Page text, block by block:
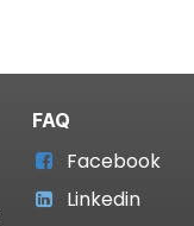
FAQ
Facebook
Linkedin